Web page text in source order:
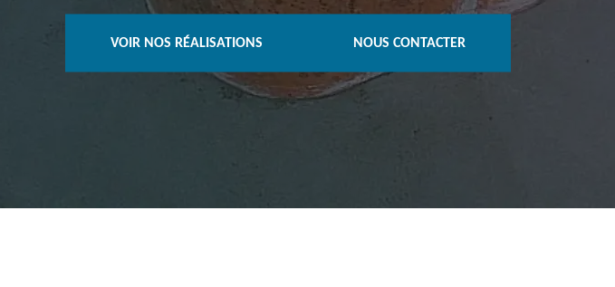
VOIR NOS RÉALISATIONS NOUS CONTACTER